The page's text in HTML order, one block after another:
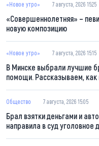
«Новое утро» 7 августа, 2026 15:25
«Совершеннолетняя» –
новую композицию
«Новое утро» 7 августа, 2026 15:15
В Минске выбрали лучшие
помощи. Рассказываем, как
Общество 7 августа, 2026 15:05
Брал взятки деньгами и
направила в суд уголовное